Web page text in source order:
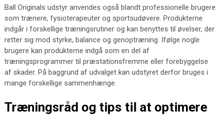
Ball Originals udstyr anvendes også blandt professionelle brugere
som trænere, fysioterapeuter og sportsudøvere. Produkterne
indgår i forskellige træningsrutiner og kan benyttes til øvelser, der
retter sig mod styrke, balance og genoptræning. Ifølge nogle
brugere kan produkterne indgå som en del af
træningsprogrammer til præstationsfremme eller forebyggelse
af skader. På baggrund af udvalget kan udstyret derfor bruges i
mange forskellige sammenhænge.
Træningsråd og tips til at optimere